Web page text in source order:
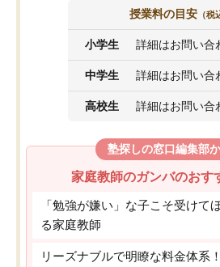
授業料の目安 （税
小学生 詳細はお問い合
中学生 詳細はお問い合
高校生 詳細はお問い合
塾探しの窓口編集部
家庭教師のガンバのおす
「勉強が嫌い」な子こそ受けて
る家庭教師
リーズナブルで明瞭な料金体系